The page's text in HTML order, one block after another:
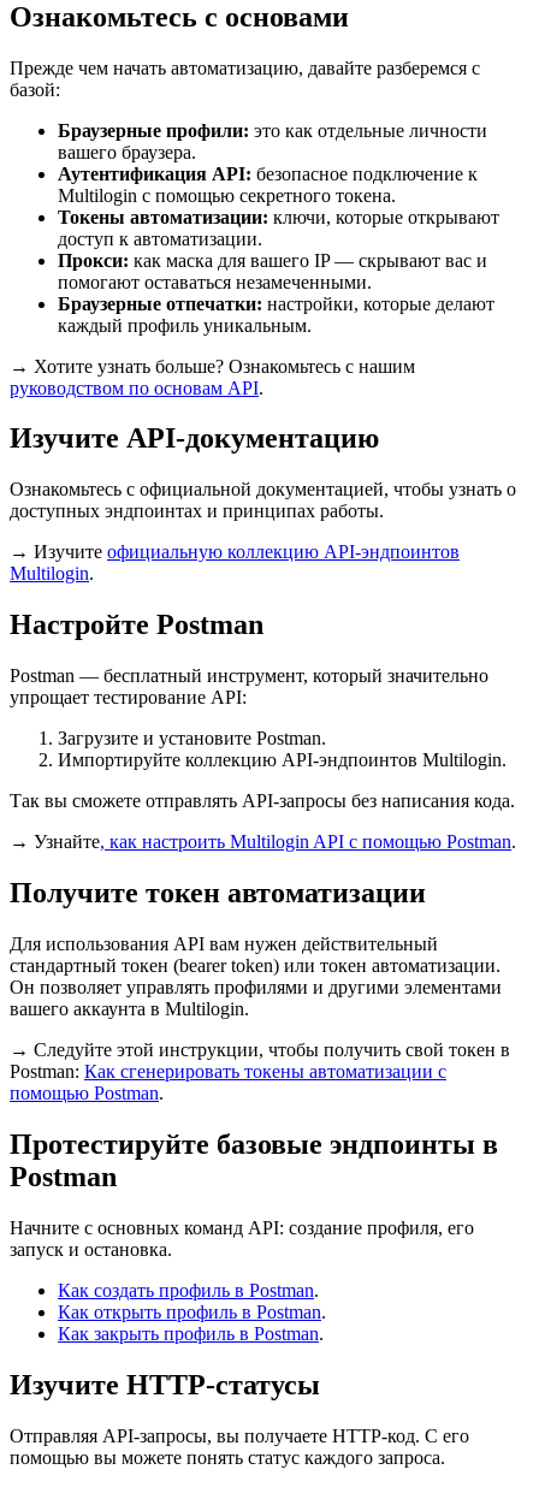
Ознакомьтесь с основами
Прежде чем начать автоматизацию, давайте разберемся с
базой:
Браузерные профили: это как отдельные личности
вашего браузера.
Аутентификация API: безопасное подключение к
Multilogin с помощью секретного токена.
Токены автоматизации: ключи, которые открывают
доступ к автоматизации.
Прокси: как маска для вашего IP — скрывают вас и
помогают оставаться незамеченными.
Браузерные отпечатки: настройки, которые делают
каждый профиль уникальным.
→ Хотите узнать больше? Ознакомьтесь с нашим
руководством по основам API.
Изучите API-документацию
Ознакомьтесь с официальной документацией, чтобы узнать о
доступных эндпоинтах и принципах работы.
→ Изучите официальную коллекцию API-эндпоинтов
Multilogin.
Настройте Postman
Postman — бесплатный инструмент, который значительно
упрощает тестирование API:
Загрузите и установите Postman.
Импортируйте коллекцию API-эндпоинтов Multilogin.
Так вы сможете отправлять API-запросы без написания кода.
→ Узнайте, как настроить Multilogin API с помощью Postman.
Получите токен автоматизации
Для использования API вам нужен действительный
стандартный токен (bearer token) или токен автоматизации.
Он позволяет управлять профилями и другими элементами
вашего аккаунта в Multilogin.
→ Следуйте этой инструкции, чтобы получить свой токен в
Postman: Как сгенерировать токены автоматизации с
помощью Postman.
Протестируйте базовые эндпоинты в
Postman
Начните с основных команд API: создание профиля, его
запуск и остановка.
Как создать профиль в Postman.
Как открыть профиль в Postman.
Как закрыть профиль в Postman.
Изучите HTTP-статусы
Отправляя API-запросы, вы получаете HTTP-код. С его
помощью вы можете понять статус каждого запроса.